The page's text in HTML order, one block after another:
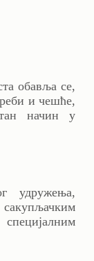
обавља се,
и чешће,
начин у
удружења,